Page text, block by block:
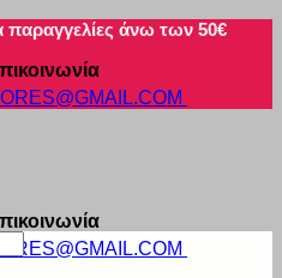
παραγγελίες άνω των 50€